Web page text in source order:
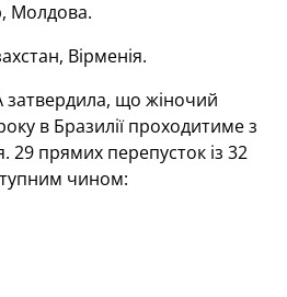
Молдова.
Вірменія.
що жіночий
в Бразилії проходитиме з
29 прямих перепусток із 32
чином: